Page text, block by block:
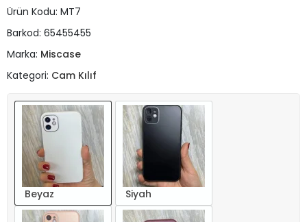
Ürün Kodu: MT7
Barkod: 65455455
Marka: Miscase
Kategori: Cam Kılıf
Beyaz Siyah